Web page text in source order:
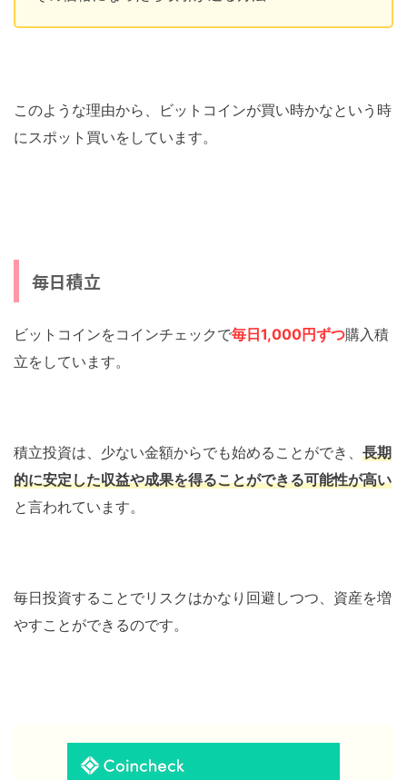
このような理由から、ビットコインが買い時かなという時
にスポット買いをしています。
毎日積立
ビットコインをコインチェックで毎日1,000円ずつ購入積
立をしています。
積立投資は、少ない金額からでも始めることができ、 長期
的に安定した収益や成果を得ることができる可能性が高い
と言われています。
毎日投資することでリスクはかなり回避しつつ、資産を増
やすことができるのです。